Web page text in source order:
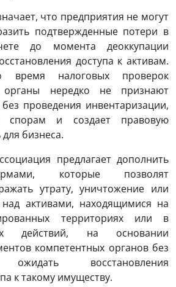
что предприятия не могут
подтвержденные потери в
до момента деоккупации
доступа к активам.
налоговых проверок
органы нередко не признают
проведения инвентаризации,
спорам и создает правовую
бизнеса.
предлагает дополнить
которые позволят
утрату, уничтожение или
активами, находящимися на
территориях или в
действий, на основании
компетентных органов без
ожидать восстановления
к такому имуществу.